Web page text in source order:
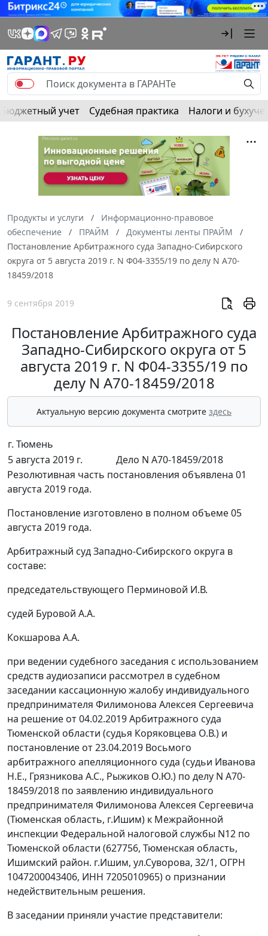
Бюджетный учет Судебная практика Налоги и
Продукты и услуги
Информационно-правовое
обеспечение
ПРАЙМ
Документы ленты ПРАЙМ
Постановление Арбитражного суда Западно-Сибирского
округа от 5 августа 2019 г. N Ф04-3355/19 по делу N А70-
18459/2018
9 сентября 2019
Постановление Арбитражного суда
Западно-Сибирского округа от 5
августа 2019 г. N Ф04-3355/19 по
делу N А70-18459/2018
Актуальную версию документа смотрите здесь
г. Тюмень
5 августа 2019 г.
Дело N А70-18459/2018
Резолютивная часть постановления объявлена 01
августа 2019 года.
Постановление изготовлено в полном объеме 05
августа 2019 года.
Арбитражный суд Западно-Сибирского округа в
составе:
председательствующего Перминовой И.В.
судей Буровой А.А.
Кокшарова А.А.
при ведении судебного заседания с использованием
средств аудиозаписи рассмотрел в судебном
заседании кассационную жалобу индивидуального
предпринимателя Филимонова Алексея Сергеевича
на решение от 04.02.2019 Арбитражного суда
Тюменской области (судья Коряковцева О.В.) и
постановление от 23.04.2019 Восьмого
арбитражного апелляционного суда (судьи Иванова
Н.Е., Грязникова А.С., Рыжиков О.Ю.) по делу N А70-
18459/2018 по заявлению индивидуального
предпринимателя Филимонова Алексея Сергеевича
(Тюменская область, г.Ишим) к Межрайонной
инспекции Федеральной налоговой службы N12 по
Тюменской области (627756, Тюменская область,
Ишимский район. г.Ишим, ул.Суворова, 32/1, ОГРН
1047200043406, ИНН 7205010965) о признании
недействительным решения.
В заседании приняли участие представители: